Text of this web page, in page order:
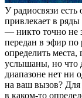
У радиосвязи есть
привлекает в
— никто точно не
передан в эфир
определить
услышаны, но что
диапазоне нет ни
на ваш вызов?
в каком-то